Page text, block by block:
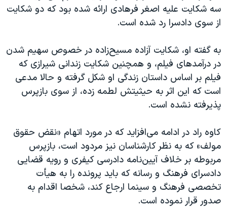
سه شکایت علیه اصغر فرهادی ارائه شده بود که دو شکایت
از سوی دادسرا رد شده است.
به گفته او، شکایت آزاده مسیح‌زاده در خصوص سهیم شدن
در درآمدهای فیلم، و همچنین شکایت زندانی شیرازی که
فیلم بر اساس داستان زندگی او شکل گرفته و حالا مدعی
است که این اثر به حیثیتش لطمه زده، از سوی بازپرس
پذیرفته نشده است.
کاوه راد در ادامه می‌افزاید که در مورد اتهام «نقض حقوق
مولف» که به نظر کارشناسان نیز مردود است، بازپرس
مربوطه بر خلاف آیین‌نامه دادرسی کیفری و رویه قضایی
دادسرای فرهنگ و رسانه که باید پرونده را به هیأت
تخصصی فرهنگ و سینما ارجاع کند، شخصا اقدام به
صدور قرار نموده است.